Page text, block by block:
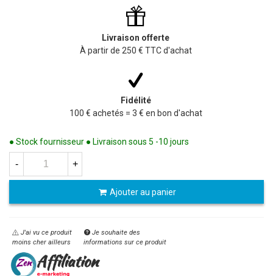
Livraison offerte
À partir de 250 € TTC d'achat
Fidélité
100 € achetés = 3 € en bon d'achat
● Stock fournisseur ● Livraison sous 5 -10 jours
- +
Ajouter au panier
J'ai vu ce produit
moins cher ailleurs
Je souhaite des
informations sur ce produit